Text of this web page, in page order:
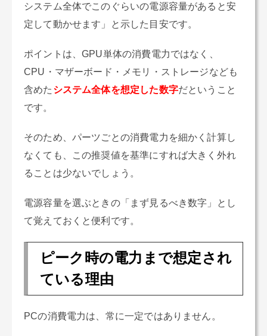
システム全体でこのぐらいの電源容量があると安
定して動かせます」と示した目安です。
ポイントは、GPU単体の消費電力ではなく、
CPU・マザーボード・メモリ・ストレージなども
含めた システム全体を想定した数字だということ
です。
そのため、パーツごとの消費電力を細かく計算し
なくても、この推奨値を基準にすれば大きく外れ
ることは少ないでしょう。
電源容量を選ぶときの「まず見るべき数字」とし
て覚えておくと便利です。
ピーク時の電力まで想定され
ている理由
PCの消費電力は、常に一定ではありません。